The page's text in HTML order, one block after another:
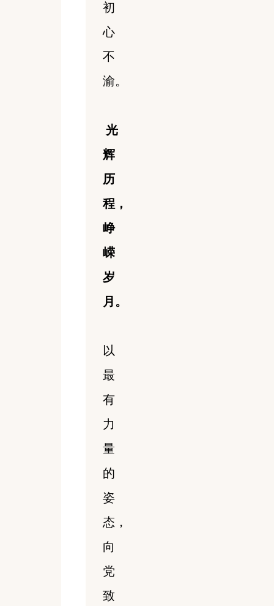
初
心
不
渝。
光
辉
历
程，
峥
嵘
岁
月。
以
最
有
力
量
的
姿
态，
向
党
致